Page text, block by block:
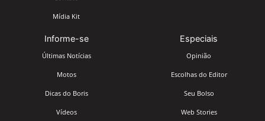
Mídia Kit
Informe-se
Últimas Notícias
Motos
Dicas do Boris
Vídeos
Especiais
Opinião
Escolhas do Editor
Seu Bolso
Web Stories